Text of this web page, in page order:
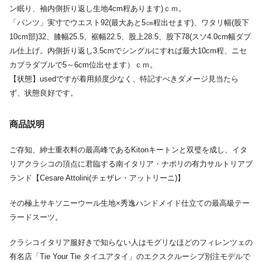
ン眠り、袖内側折り返し生地4cm程あります)ｃｍ。
「パンツ」実寸でウエスト92(最大あと5㎝程出せます)、ワタリ幅(股下
10cm部)32、膝幅25.5、裾幅22.5、股上28.5、股下78(スソ4.0cm幅ダブ
ル仕上げ。内側折り返し3.5cmでシングルにすれば最大10cm程、ニセ
カブラダブルで5～6cm位出せます）ｃｍ。
【状態】usedですが着用頻度少なく、特記すべきダメージ見当たら
ず、状態良好です。
商品説明
ご存知、紳士重衣料の最高峰であるKitonキートンと双璧を成し、イタ
リアクラシコの頂点に君臨する南イタリア・ナポリの有力サルトリアブ
ランド【Cesare Attolini(チェザレ・アットリーニ)】
その極上サキソニーウール生地×秀逸ハンドメイド仕立ての最高級テー
ラードスーツ。
クラシコイタリア服好きで知らない人はモグリなほどのフィレンツェの
有名店「Tie Your Tie タイユアタイ」のエクスクルーシブ別注モデルで